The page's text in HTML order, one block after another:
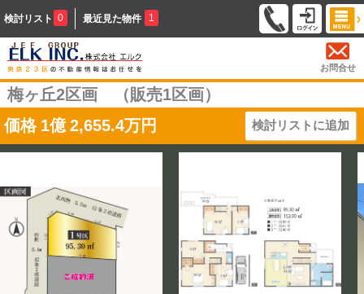
検討リスト 0 最近見た物件 1
お問合せ
梅ヶ丘2区画 （販売1区画）
価格 1億 2,655.4万円 検討リストに追加